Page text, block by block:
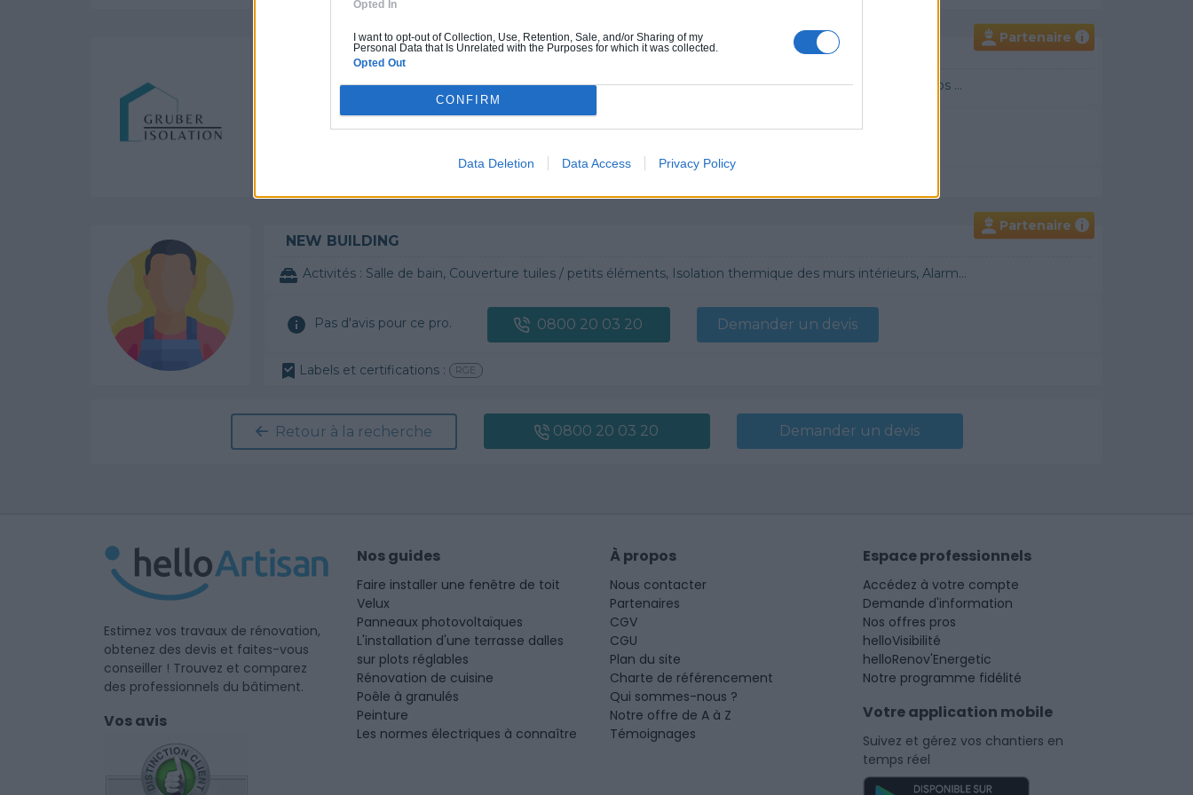
Opted In
I want to opt-out of Collection, Use, Retention, Sale, and/or Sharing of my
Personal Data that Is Unrelated with the Purposes for which it was collected.
Opted Out
CONFIRM
Data Deletion Data Access Privacy Policy
Partenaire i
GRUBER ISOLATION
Activités :Salle de bain, Couverture tuiles / petits éléments, Isolation thermique des murs intérieurs, Gros œuvre, Plâtre traditionnel, Chauffage Fioul, Bétons cirés
Pas d'avis pour ce pro.
Partenaire i
NEW BUILDING
Activités : Salle de bain, Couverture tuiles / petits éléments, Isolation thermique des murs intérieurs, Alarme, Isolation des combles aménageables, Traitement de l'eau, Décrassage / Démoussage de toiture, Cheminée, Terrassement, Plancher chauffant
Pas d'avis pour ce pro. 0800 20 03 20 Demander un devis
Labels et certifications : RGE
Retour à la recherche 0800 20 03 20 Demander un devis
Estimez vos travaux de rénovation,
obtenez des devis et faites-vous
conseiller ! Trouvez et comparez
des professionnels du bâtiment.
Vos avis
Nos guides
Faire installer une fenêtre de toit
Velux
Panneaux photovoltaïques
L'installation d'une terrasse dalles
sur plots réglables
Rénovation de cuisine
Poêle à granulés
Peinture
Les normes électriques à connaître
À propos
Nous contacter
Partenaires
CGV
CGU
Plan du site
Charte de référencement
Qui sommes-nous ?
Notre offre de A à Z
Témoignages
Espace professionnels
Accédez à votre compte
Demande d'information
Nos offres pros
helloVisibilité
helloRenov'Energetic
Notre programme fidélité
Votre application mobile
Suivez et gérez vos chantiers en
temps réel